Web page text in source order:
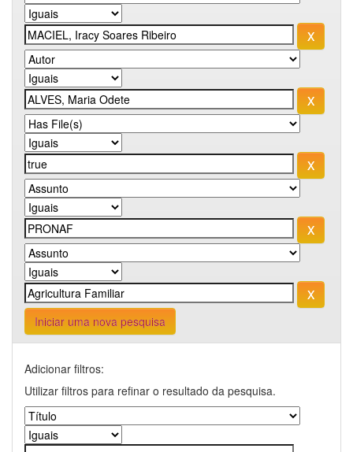
Iniciar uma nova pesquisa
Adicionar filtros:
Utilizar filtros para refinar o resultado da pesquisa.